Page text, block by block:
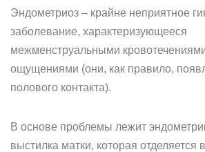
Эндометриоз – крайне неприятное
заболевание, характеризующееся
межменструальными
ощущениями (они, как правило,
полового контакта).
В основе проблемы лежит
выстилка матки, которая отделяется